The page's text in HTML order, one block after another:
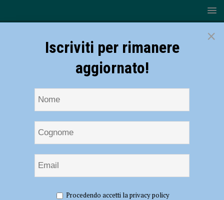
Podenzano, Murelli (Lega): “Non affollate i supermercati, la fornitura
×
Iscriviti per rimanere
aggiornato!
Procedendo accetti la privacy policy